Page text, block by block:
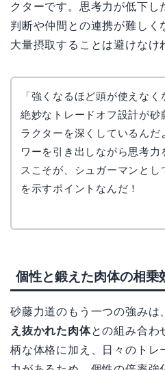
クターです。思考力が低下し
判断や仲間との連携が難しく
大量摂取することは避けなけ
「強くなるほど頭が使えなく
絶妙なトレードオフ設計が砂
ラクターを深くしているんだ
ワーを引き出しながら思考力
スこそが、シュガーマンとし
を示すポイントなんだ！
個性と鍛えた肉体の相乗
砂藤力道のもう一つの強みは
え抜かれた肉体との組み合わ
柄な体格に加え、日々のトレ